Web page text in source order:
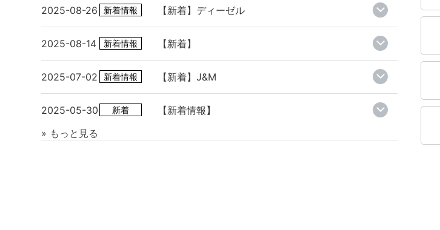
（税込）
2025/11/28up
サンローラン SAINT LAURENT ブローチ カサンド
ラロゴ オピウム748486 Y1500 8007ゴールド系
（税込）
2025-08-26 新着情報 【新着】ディーゼル
2025-08-14 新着情報 【新着】
2025-07-02 新着情報 【新着】J&M
2025-05-30 新着
【新着情報】
» もっと見る